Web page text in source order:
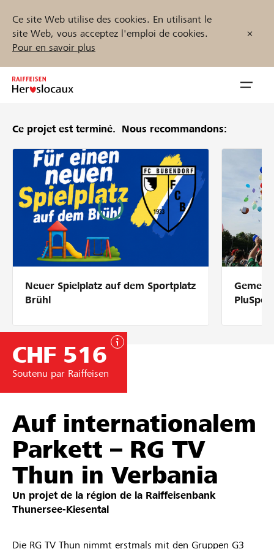
Ce site Web utilise des cookies. En utilisant le
site Web, vous acceptez l'emploi de cookies.
Pour en savoir plus
Inhalt
Parrainer
Soutien & assistance
Partenaires / Banques Raiffeisen
Se connecter
Trouvez des projets et des organisations
DE FR IT
Ce projet est terminé. Nous recommandons:
Neuer Spielplatz auf dem Sportplatz
Brühl
CHF 516
Soutenu par Raiffeisen
Auf internationalem
Parkett – RG TV
Thun in Verbania
Un projet de la région de la Raiffeisenbank
Thunersee-Kiesental​
Die RG TV Thun nimmt erstmals mit den Gruppen G3